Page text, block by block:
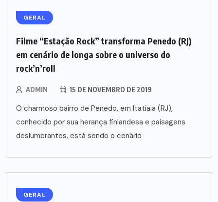
GERAL
Filme “Estação Rock” transforma Penedo (RJ)
em cenário de longa sobre o universo do
rock’n’roll
ADMIN 15 DE NOVEMBRO DE 2019
O charmoso bairro de Penedo, em Itatiaia (RJ),
conhecido por sua herança finlandesa e paisagens
deslumbrantes, está sendo o cenário
GERAL